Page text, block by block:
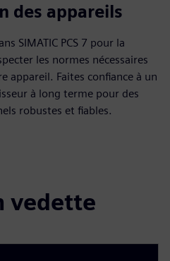
des appareils
SIMATIC PCS 7 pour la
les normes nécessaires
appareil. Faites confiance à un
à long terme pour des
robustes et fiables.
vedette